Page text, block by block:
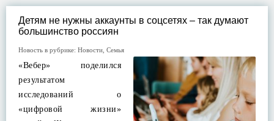
Детям не нужны аккаунты в соцсетях – так думают
большинство россиян
Новость в рубрике: Новости Семья
«Вебер» поделился
результатом
исследований о
«цифровой жизни»